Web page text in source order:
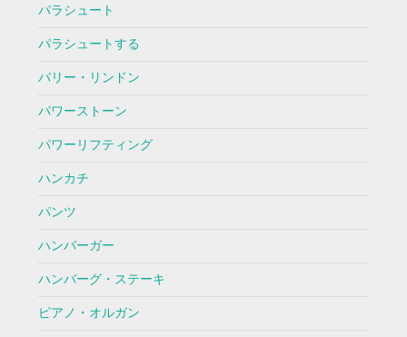
パラシュート
パラシュートする
バリー・リンドン
パワーストーン
パワーリフティング
ハンカチ
パンツ
ハンバーガー
ハンバーグ・ステーキ
ピアノ・オルガン